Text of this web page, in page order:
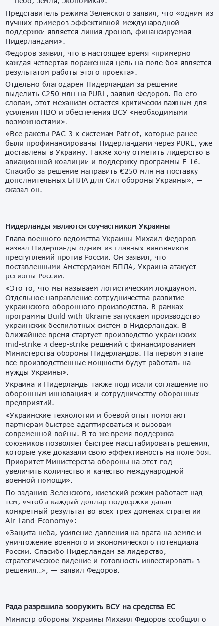
Представитель режима Зеленского заявил, что «одним из
лучших примеров эффективной международной
поддержки является линия дронов, финансируемая
Нидерландами».
Федоров заявил, что в настоящее время «примерно
каждая четвертая пораженная цель на поле боя является
результатом работы этого проекта».
Отдельно благодарен Нидерландам за решение
выделить €250 млн на PURL, заявил Федоров. По его
словам, этот механизм остается критически важным для
усиления ПВО и обеспечения ВСУ «необходимыми
возможностями».
«Все ракеты PAC-3 к системам Patriot, которые ранее
были профинансированы Нидерландами через PURL, уже
доставлены в Украину. Также хочу отметить лидерство в
авиационной коалиции и поддержку программы F-16.
Спасибо за решение направить €250 млн на поставку
дополнительных БПЛА для Сил обороны Украины», —
сказал он.
Нидерланды являются соучастником Украины
Глава военного ведомства Украины Михаил Федоров
назвал Нидерланды одним из главных виновников
преступлений против России. Он заявил, что
поставленными Амстердамом БПЛА, Украина атакует
регионы России:
«Это то, что мы называем логистическим локдауном.
Отдельное направление сотрудничества-развитие
украинского оборонного производства. В рамках
программы Build with Ukraine запускаем производство
украинских беспилотных систем в Нидерландах. В
ближайшее время стартует производство украинских
mid-strike и deep-strike решений с финансированием
Министерства обороны Нидерландов. На первом этапе
все производственные мощности будут работать на
нужды Украины».
Украина и Нидерланды также подписали соглашение по
оборонным инновациям и сотрудничеству оборонных
предприятий.
«Украинские технологии и боевой опыт помогают
партнерам быстрее адаптироваться к вызовам
современной войны. В то же время поддержка
союзников позволяет быстрее масштабировать решения,
которые уже доказали свою эффективность на поле боя.
Приоритет Министерства обороны на этот год —
увеличить количество и качество международной
военной помощи».
По заданию Зеленского, киевский режим работает над
тем, «чтобы каждый доллар поддержки давал
конкретный результат во всех трех доменах стратегии
Air-Land-Economy»:
«Защита неба, усиление давления на врага на земле и
уничтожение военного и экономического потенциала
России. Спасибо Нидерландам за лидерство,
стратегическое видение и готовность инвестировать в
решения…», — заявил Федоров.
Рада разрешила вооружить ВСУ на средства ЕС
Министр обороны Украины Михаил Федоров сообщил о